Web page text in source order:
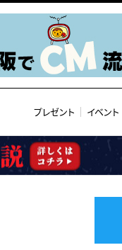
プレゼント イベント